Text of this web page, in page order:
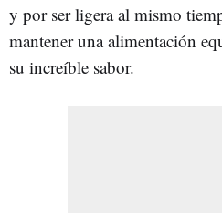
y por ser ligera al mismo
mantener una alimentación
su increíble sabor.